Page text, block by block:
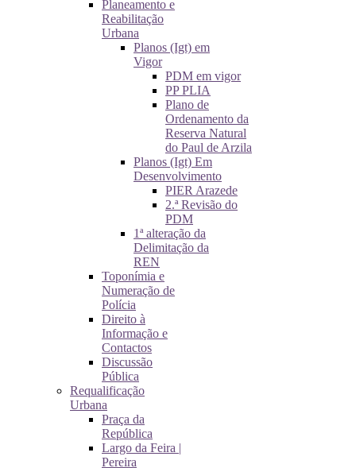
Planeamento e
Reabilitação
Urbana
Planos (Igt) em
Vigor
PDM em vigor
PP PLIA
Plano de
Ordenamento da
Reserva Natural
do Paul de Arzila
Planos (Igt) Em
Desenvolvimento
PIER Arazede
2.ª Revisão do
PDM
1ª alteração da
Delimitação da
REN
Toponímia e
Numeração de
Polícia
Direito à
Informação e
Contactos
Discussão
Pública
Requalificação
Urbana
Praça da
República
Largo da Feira |
Pereira